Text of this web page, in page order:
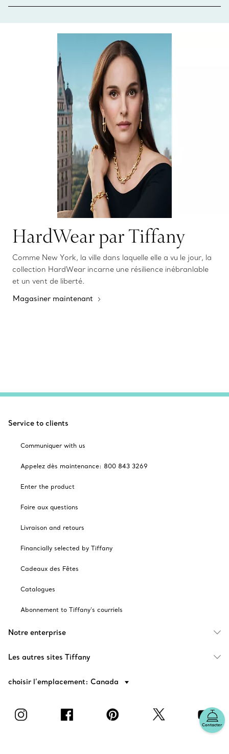
HardWear par Tiffany
Comme New York, la ville dans laquelle elle a vu le jour, la
collection HardWear incarne une résilience inébranlable
et un vent de liberté.
Magasiner maintenant
Contacter
Service to clients
Communiquer with us
Appelez dès maintenance: 800 843 3269
Enter the product
Foire aux questions
Livraison and retours
Financially selected by Tiffany
Cadeaux des Fêtes
Catalogues
Abonnement to Tiffany's courriels
Notre enterprise
Les autres sites Tiffany
choisir l’emplacement: Canada